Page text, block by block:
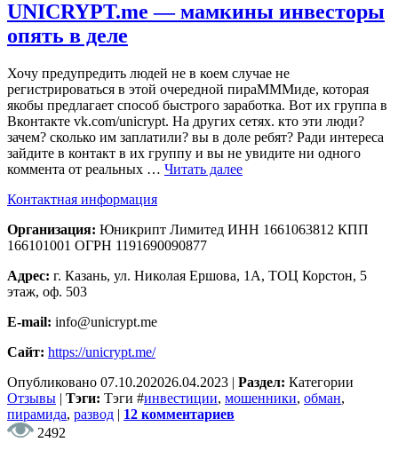
UNICRYPT.me — мамкины инвесторы
опять в деле
Хочу предупредить людей не в коем случае не
регистрироваться в этой очередной пираМММиде, которая
якобы предлагает способ быстрого заработка. Вот их группа в
Вконтакте vk.com/unicrypt. На других сетях. кто эти люди?
зачем? сколько им заплатили? вы в доле ребят? Ради интереса
зайдите в контакт в их группу и вы не увидите ни одного
коммента от реальных … Читать далее
Контактная информация
Организация: Юникрипт Лимитед ИНН 1661063812 КПП
166101001 ОГРН 1191690090877
Адрес: г. Казань, ул. Николая Ершова, 1А, ТОЦ Корстон, 5
этаж, оф. 503
E-mail: info@unicrypt.me
Сайт: https://unicrypt.me/
Опубликовано 07.10.202026.04.2023 | Раздел: Категории
Отзывы | Тэги: Тэги #инвестиции, мошенники, обман,
пирамида, развод | 12 комментариев
2492